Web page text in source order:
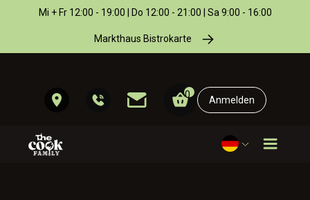
Mi + Fr 12:00 - 19:00 | Do 12:00 - 21:00 | Sa 9:00 - 16:00
Markthaus Bistrokarte
0 Anmelden